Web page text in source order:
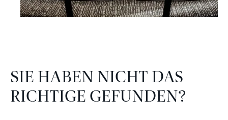
SIE HABEN NICHT DAS
RICHTIGE GEFUNDEN?